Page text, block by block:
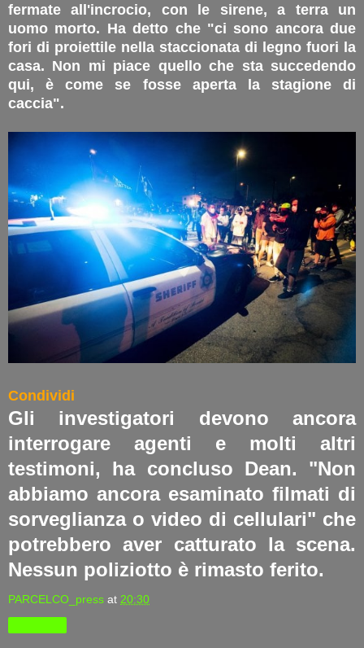
fermate all'incrocio, con le sirene, a terra un
uomo morto. Ha detto che "ci sono ancora due
fori di proiettile nella staccionata di legno fuori la
casa. Non mi piace quello che sta succedendo
qui, è come se fosse aperta la stagione di
caccia".
Condividi
Gli investigatori devono ancora
interrogare agenti e molti altri
testimoni, ha concluso Dean. "Non
abbiamo ancora esaminato filmati di
sorveglianza o video di cellulari" che
potrebbero aver catturato la scena.
Nessun poliziotto è rimasto ferito.
PARCELCO_press at 20:30